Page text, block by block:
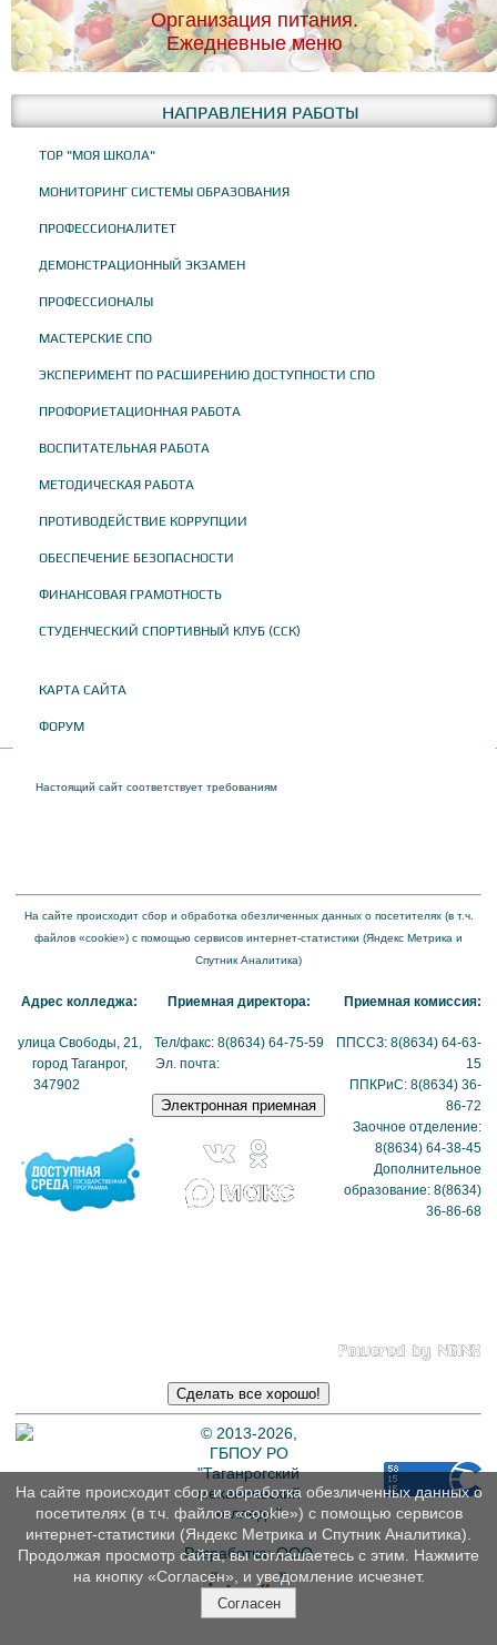
Организация питания.
Ежедневные меню
НАПРАВЛЕНИЯ РАБОТЫ
ТОР "МОЯ ШКОЛА"
МОНИТОРИНГ СИСТЕМЫ ОБРАЗОВАНИЯ
ПРОФЕССИОНАЛИТЕТ
ДЕМОНСТРАЦИОННЫЙ ЭКЗАМЕН
ПРОФЕССИОНАЛЫ
МАСТЕРСКИЕ СПО
ЭКСПЕРИМЕНТ ПО РАСШИРЕНИЮ ДОСТУПНОСТИ СПО
ПРОФОРИЕТАЦИОННАЯ РАБОТА
ВОСПИТАТЕЛЬНАЯ РАБОТА
МЕТОДИЧЕСКАЯ РАБОТА
ПРОТИВОДЕЙСТВИЕ КОРРУПЦИИ
ОБЕСПЕЧЕНИЕ БЕЗОПАСНОСТИ
ФИНАНСОВАЯ ГРАМОТНОСТЬ
СТУДЕНЧЕСКИЙ СПОРТИВНЫЙ КЛУБ (ССК)
КАРТА САЙТА
ФОРУМ
Настоящий сайт соответствует требованиям
На сайте происходит сбор и обработка обезличенных данных о посетителях (в т.ч.
файлов «cookie») с помощью сервисов интернет-статистики (Яндекс Метрика и
Спутник Аналитика)
Адрес колледжа:
улица Свободы, 21,
город Таганрог,
347902
Приемная директора:
Тел/факс: 8(8634) 64-75-59
Эл. почта:
Приемная комиссия:
ППССЗ: 8(8634) 64-63-
15
ППКРиС: 8(8634) 36-
86-72
Заочное отделение:
8(8634) 64-38-45
Дополнительное
образование: 8(8634)
36-86-68
© 2013-2026,
ГБПОУ РО
"Таганрогский
механический
колледж"
Разработка: ООО
«Интэрсо»
На сайте происходит сбор и обработка обезличенных данных о
посетителях (в т.ч. файлов «cookie») с помощью сервисов
интернет-статистики (Яндекс Метрика и Спутник Аналитика).
Продолжая просмотр сайта, вы соглашаетесь с этим. Нажмите
на кнопку «Согласен», и уведомление исчезнет.
Согласен